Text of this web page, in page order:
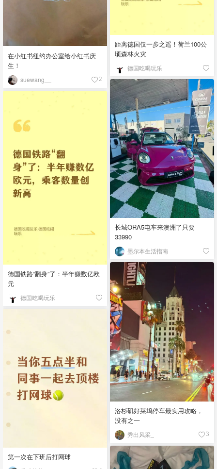
距离德国仅一步之遥！荷兰100公
顷森林火灾
德国吃喝玩乐
在小红书纽约办公室给小红书庆
生！
suewang__ 2
长城ORA5电车来澳洲了只要
33990
墨尔本生活指南
德国铁路“翻身”了：半年赚数亿欧
元
德国吃喝玩乐
洛杉矶好莱坞停车最实用攻略，
没有之一
秀出风采_ 3
第一次在下班后打网球